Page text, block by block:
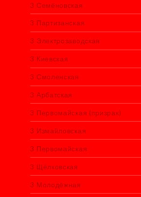
3 Семёновская
3 Партизанская
3 Электрозаводская
3 Киевская
3 Смоленская
3 Арбатская
3 Первомайская (призрак)
3 Измайловская
3 Первомайская
3 Щёлковская
3 Молодёжная